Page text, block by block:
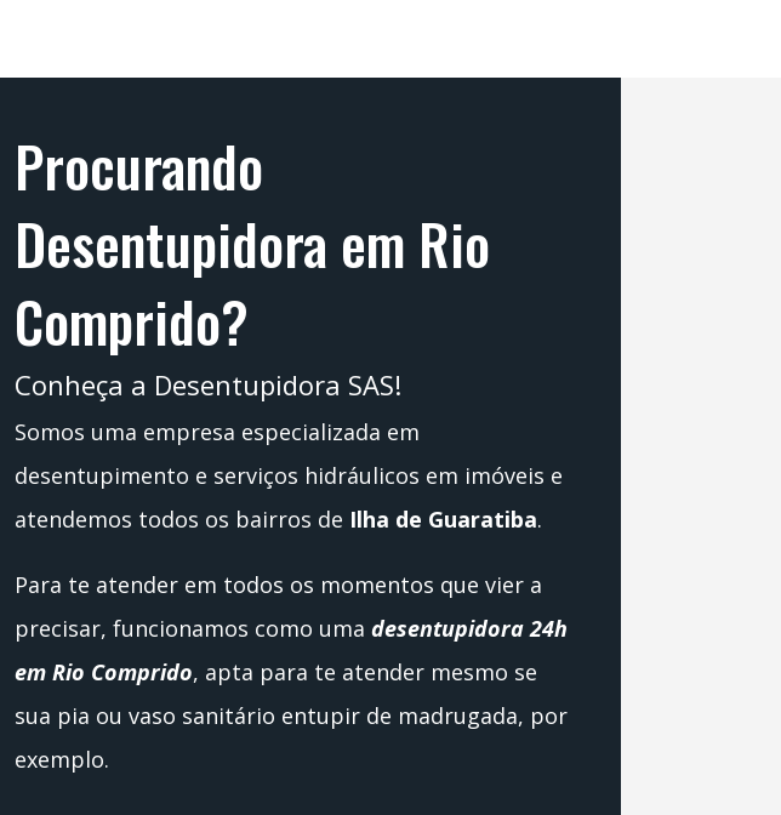
Procurando
Desentupidora em Rio
Comprido?
Conheça a Desentupidora SAS!
Somos uma empresa especializada em
desentupimento e serviços hidráulicos em imóveis e
atendemos todos os bairros de Ilha de Guaratiba.
Para te atender em todos os momentos que vier a
precisar, funcionamos como uma desentupidora 24h
em Rio Comprido, apta para te atender mesmo se
sua pia ou vaso sanitário entupir de madrugada, por
exemplo.